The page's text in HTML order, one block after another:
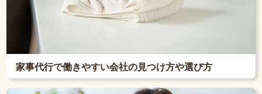
家事代行で働きやすい会社の見つけ方や選び方